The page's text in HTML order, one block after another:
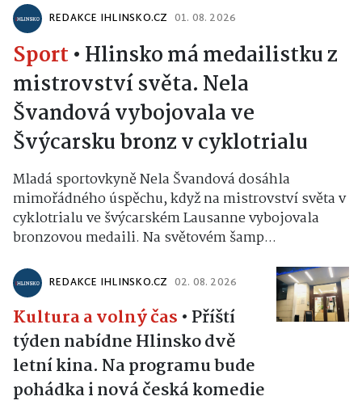
REDAKCE IHLINSKO.CZ 01. 08. 2026
Sport • Hlinsko má medailistku z
mistrovství světa. Nela
Švandová vybojovala ve
Švýcarsku bronz v cyklotrialu
Mladá sportovkyně Nela Švandová dosáhla
mimořádného úspěchu, když na mistrovství světa v
cyklotrialu ve švýcarském Lausanne vybojovala
bronzovou medaili. Na světovém šamp...
REDAKCE IHLINSKO.CZ 02. 08. 2026
Kultura a volný čas • Příští
týden nabídne Hlinsko dvě
letní kina. Na programu bude
pohádka i nová česká komedie